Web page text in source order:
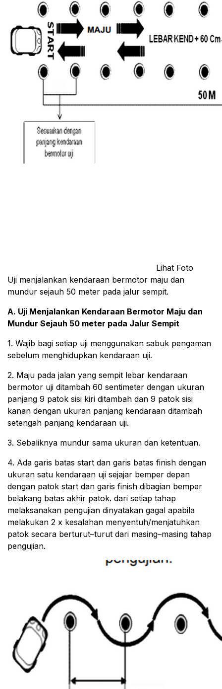
Lihat Foto
Uji menjalankan kendaraan bermotor maju dan
mundur sejauh 50 meter pada jalur sempit.
A. Uji Menjalankan Kendaraan Bermotor Maju dan
Mundur Sejauh 50 meter pada Jalur Sempit
1. Wajib bagi setiap uji menggunakan sabuk pengaman
sebelum menghidupkan kendaraan uji.
2. Maju pada jalan yang sempit lebar kendaraan
bermotor uji ditambah 60 sentimeter dengan ukuran
panjang 9 patok sisi kiri ditambah dan 9 patok sisi
kanan dengan ukuran panjang kendaraan ditambah
setengah panjang kendaraan uji.
3. Sebaliknya mundur sama ukuran dan ketentuan.
4. Ada garis batas start dan garis batas finish dengan
ukuran satu kendaraan uji sejajar bemper depan
dengan patok start dan garis finish dibagian bemper
belakang batas akhir patok. dari setiap tahap
melaksanakan pengujian dinyatakan gagal apabila
melakukan 2 x kesalahan menyentuh/menjatuhkan
patok secara berturut–turut dari masing–masing tahap
pengujian.